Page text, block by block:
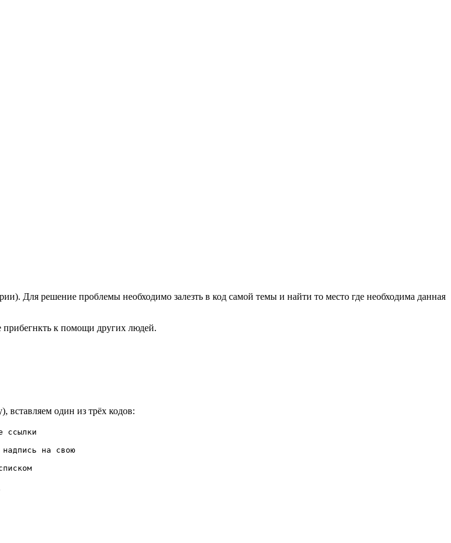
Для решение проблемы необходимо залезть в код самой темы и найти то место где необходима данная
к помощи других людей.
вставляем один из трёх кодов:
ссылки
на свою